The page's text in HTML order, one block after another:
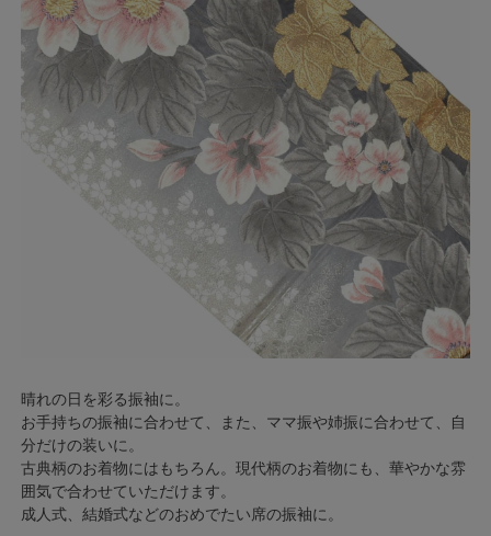
晴れの日を彩る振袖に。
お手持ちの振袖に合わせて、また、ママ振や姉振に合わせて、自
分だけの装いに。
古典柄のお着物にはもちろん。現代柄のお着物にも、華やかな雰
囲気で合わせていただけます。
成人式、結婚式などのおめでたい席の振袖に。